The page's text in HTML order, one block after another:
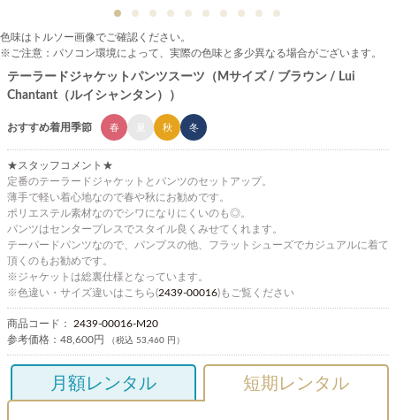
色味はトルソー画像でご確認ください。
※ご注意：パソコン環境によって、実際の色味と多少異なる場合がございます。
テーラードジャケットパンツスーツ（Mサイズ / ブラウン / Lui
Chantant（ルイシャンタン））
おすすめ着用季節 春 秋 冬
★スタッフコメント★
定番のテーラードジャケットとパンツのセットアップ。
薄手で軽い着心地なので春や秋にお勧めです。
ポリエステル素材なのでシワになりにくいのも◎。
パンツはセンタープレスでスタイル良くみせてくれます。
テーパードパンツなので、パンプスの他、フラットシューズでカジュアルに着て
頂くのもお勧めです。
※ジャケットは総裏仕様となっています。
※色違い・サイズ違いはこちら(2439-00016)もご覧ください
商品コード： 2439-00016-M20
参考価格： 48,600円 （税込 53,460 円）
月額レンタル 短期レンタル